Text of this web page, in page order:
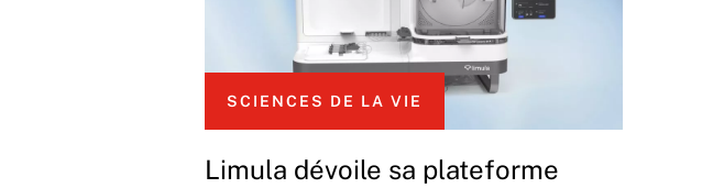
SCIENCES DE LA VIE
Limula dévoile sa plateforme